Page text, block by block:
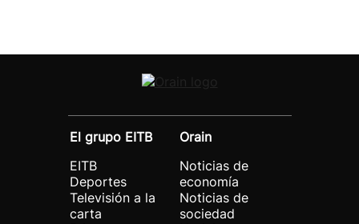
El grupo EITB
EITB
Deportes
Televisión a la
carta
Orain
Noticias de
economía
Noticias de
sociedad